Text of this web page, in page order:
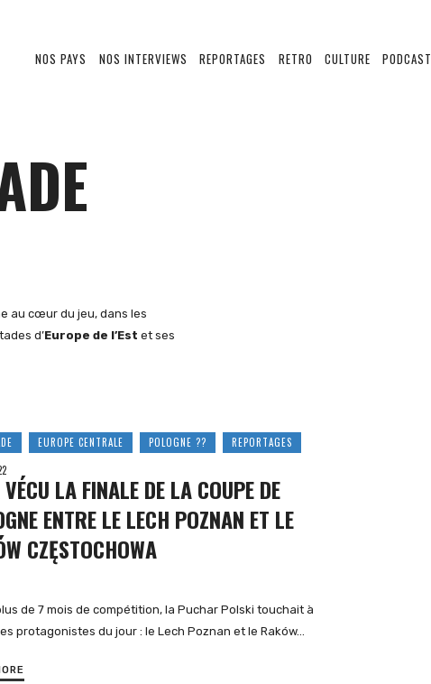
NOS PAYS NOS INTERVIEWS REPORTAGES RETRO CULTURE PODCAST
au cœur du jeu, dans les
d’Europe de l’Est et ses
EUROPE CENTRALE POLOGNE ??
REPORTAGES
LA FINALE DE LA COUPE DE
ENTRE LE LECH POZNAN ET LE
CZĘSTOCHOWA
de 7 mois de compétition, la Puchar Polski touchait à
protagonistes du jour : le Lech Poznan et le Raków…